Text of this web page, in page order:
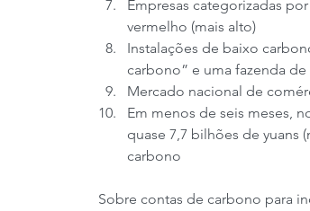
Empresas categorizadas
vermelho (mais alto)
Instalações de baixo
carbono” e uma fazenda
Mercado nacional de
Em menos de seis meses,
quase 7,7 bilhões de yuans
carbono
Sobre contas de carbono para